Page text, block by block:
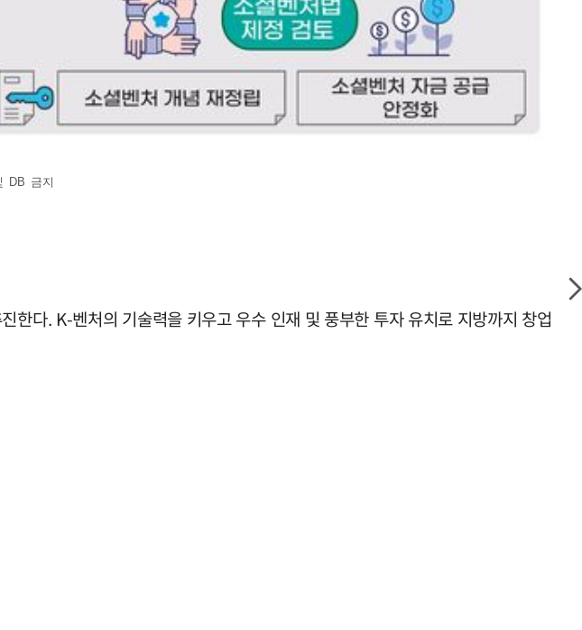
DB 금지
다. K-벤처의 기술력을 키우고 우수 인재 및 풍부한 투자 유치로 지방까지 창업